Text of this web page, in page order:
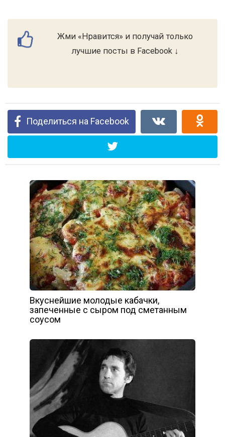
Жми «Нравится» и получай только
лучшие посты в Facebook ↓
Поделиться на Facebook
Вкуснейшие молодые кабачки,
запеченные с сыром под сметанным
соусом